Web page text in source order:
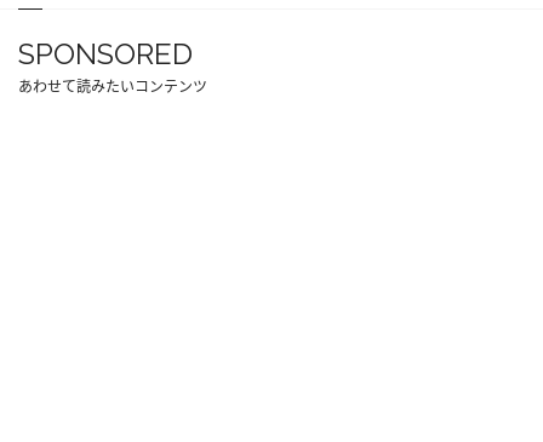
SPONSORED
あわせて読みたいコンテンツ